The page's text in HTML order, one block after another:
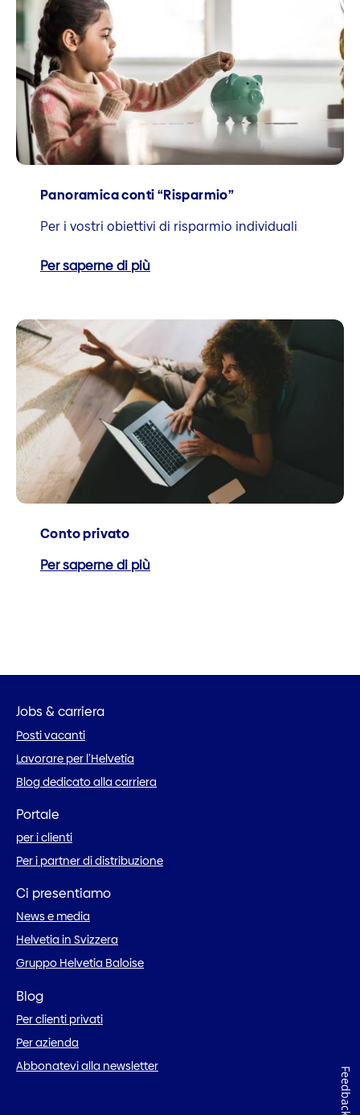
Panoramica conti “Risparmio”
Per i vostri obiettivi di risparmio individuali
Per saperne di più
Conto privato
Per saperne di più
Jobs & carriera
Posti vacanti
Lavorare per l’Helvetia
Blog dedicato alla carriera
Portale
per i clienti
Per i partner di distribuzione
Ci presentiamo
News e media
Helvetia in Svizzera
Gruppo Helvetia Baloise
Blog
Per clienti privati
Per azienda
Abbonatevi alla newsletter
Feedback